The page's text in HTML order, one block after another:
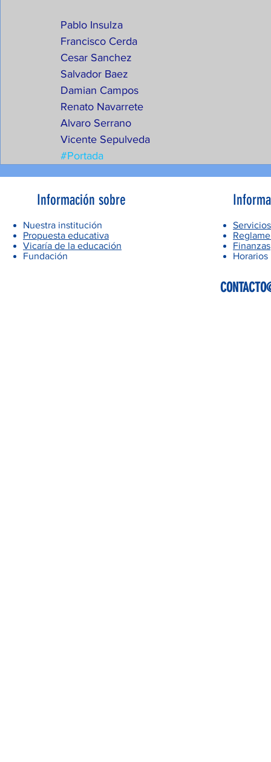
Pablo Insulza
Francisco Cerda
Cesar Sanchez
Salvador Baez
Damian Campos
Renato Navarrete
Alvaro Serrano
Vicente Sepulveda
#Portada
Información sobre
Nuestra institución
Propuesta educativa
Vicaría de la educación
Fundación
Servicios
Finanzas
Horarios